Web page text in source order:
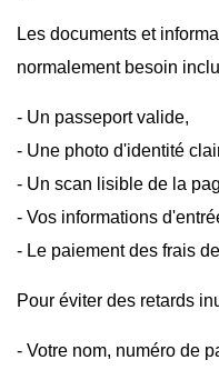
Les documents et
normalement besoin
- Un passeport valide,
- Une photo d'identité
- Un scan lisible de la
- Vos informations
- Le paiement des frais
Pour éviter des retards
- Votre nom, numéro de